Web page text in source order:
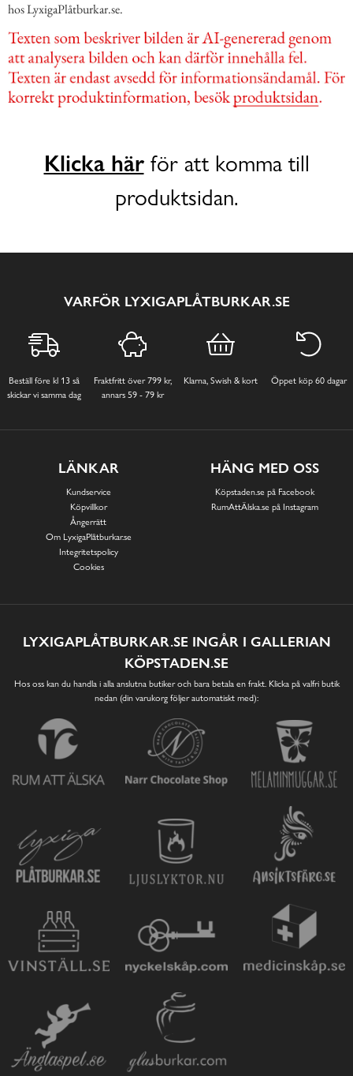
hos LyxigaPlåtburkar.se.
Klicka härför att komma till
produktsidan.
VARFÖR LYXIGAPLÅTBURKAR.SE
Beställ före kl 13 så
skickar vi samma dag
Fraktfritt över 799 kr,
annars 59 - 79 kr
Klarna, Swish & kort Öppet köp 60 dagar
LÄNKAR
Kundservice
Köpvillkor
Ångerrätt
Om LyxigaPlåtburkar.se
Integritetspolicy
Cookies
HÄNG MED OSS
Köpstaden.se på Facebook
RumAttÄlska.se på Instagram
LYXIGAPLÅTBURKAR.SE INGÅR I GALLERIAN
KÖPSTADEN.SE
Hos oss kan du handla i alla anslutna butiker och bara betala en frakt. Klicka på valfri butik
nedan (din varukorg följer automatiskt med):